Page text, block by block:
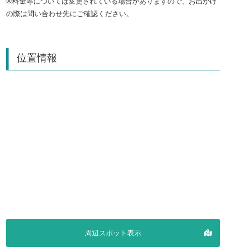
の際は問い合わせ先にご確認ください。
位置情報
周辺スポット表示